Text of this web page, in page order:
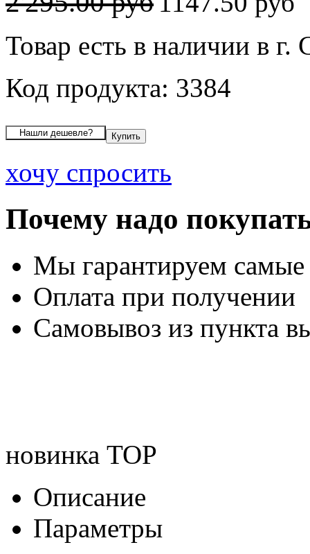
Товар есть в наличии в г.
Код продукта: 3384
хочу спросить
Почему надо
Мы гарантируем
Оплата при получении
Самовывоз из пункта
новинка TOP
Описание
Параметры